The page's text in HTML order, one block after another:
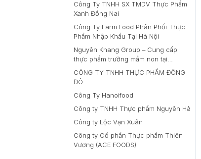
Công Ty TNHH SX TMDV Thực Phẩm
Xanh Đồng Nai
Công Ty Farm Food Phân Phối Thực
Phẩm Nhập Khẩu Tại Hà Nội
Nguyên Khang Group – Cung cấp
thực phẩm trường mầm non tại
TP.HCM
CÔNG TY TNHH THỰC PHẨM ĐÔNG
ĐÔ
Công Ty Hanoifood
Công ty TNHH Thực phẩm Nguyên Hà
Công ty Lộc Vạn Xuân
Công ty Cổ phần Thực phẩm Thiên
Vương (ACE FOODS)